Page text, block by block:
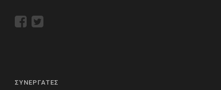
ΣΥΝΕΡΓΑΤΕΣ